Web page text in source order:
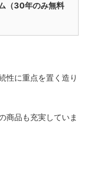
（30年のみ無料
性に重点を置く造り
商品も充実していま